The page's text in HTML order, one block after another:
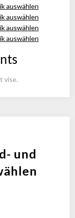
auswählen
auswählen
auswählen
auswählen
vise.
und